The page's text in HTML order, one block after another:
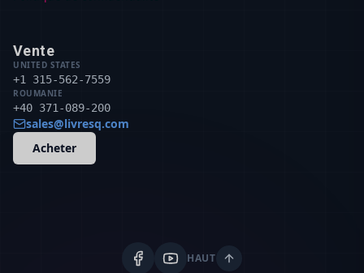
Vente
UNITED STATES
+1 315-562-7559
ROUMANIE
+40 371-089-200
sales@livresq.com
Acheter
HAUT